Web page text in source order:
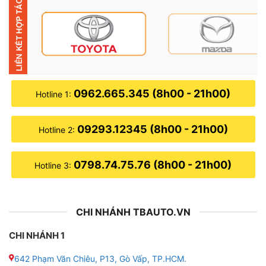
● Trở kháng: 51 Ohm
● Tần số đáp ứng: 20Hz đến 20kHz
● SNR: 98dB
● Kích thước: 178 x 150 x 40 mm
Hotline 1: 0962.665.345 (8h00 - 21h00)
Hotline 2: 09293.12345 (8h00 - 21h00)
Hotline 3: 0798.74.75.76 (8h00 - 21h00)
CHI NHÁNH TBAUTO.VN
CHI NHÁNH 1
642 Phạm Văn Chiêu, P13, Gò Vấp, TP.HCM.